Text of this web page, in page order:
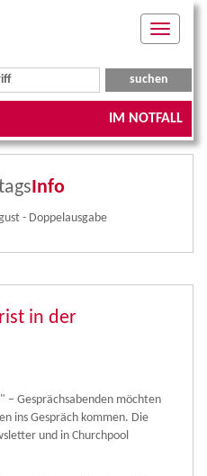
Toggle
IM NOTFALL
Info
- Doppelausgabe
in der
– Gesprächsabenden möchten
ins Gespräch kommen. Die
und in Churchpool